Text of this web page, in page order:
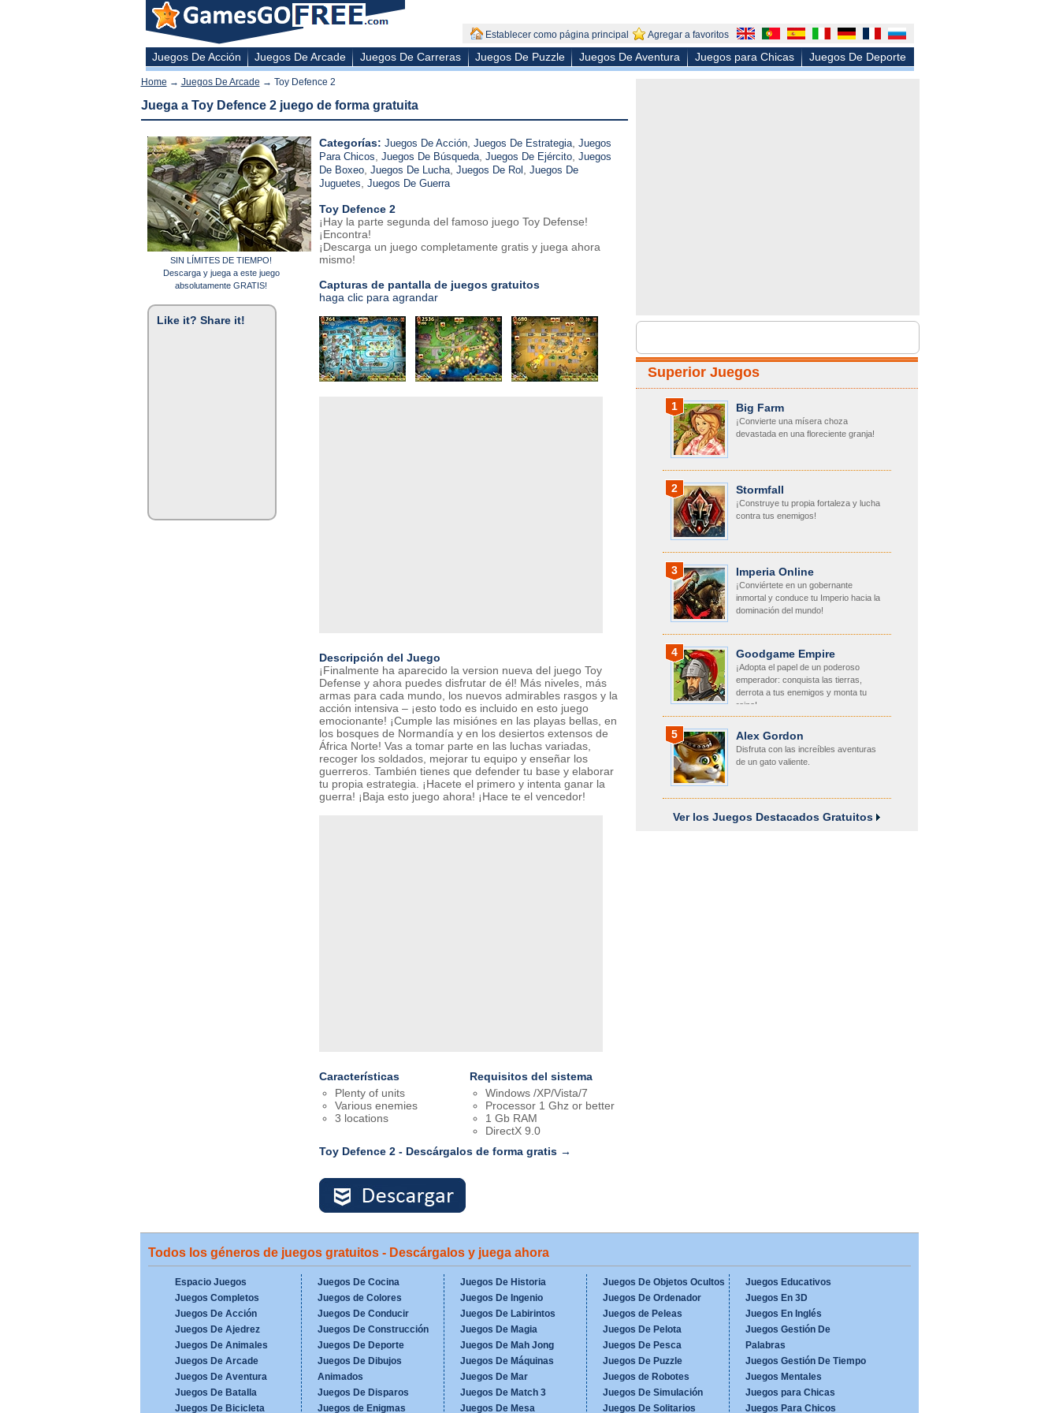
Establecer como página principal Agregar a favoritos
Juegos De Acción Juegos De Arcade Juegos De Carreras Juegos De Puzzle Juegos De Aventura Juegos para Chicas Juegos De Deporte
Home → Juegos De Arcade → Toy Defence 2
Juega a Toy Defence 2 juego de forma gratuita
SIN LÍMITES DE TIEMPO!
Descarga y juega a este juego
absolutamente GRATIS!
Like it? Share it!
Categorías: Juegos De Acción, Juegos De Estrategia, Juegos
Para Chicos Juegos De Búsqueda, Juegos De Ejército, Juegos
De Boxeo, Juegos De Lucha, Juegos De Rol
Juegos De
Juguetes Juegos De Guerra
Toy Defence 2
¡Hay la parte segunda del famoso juego Toy Defense!
¡Encontra!
¡Descarga un juego completamente gratis y juega ahora
mismo!
Capturas de pantalla de juegos gratuitos
haga clic para agrandar
Descripción del Juego
¡Finalmente ha aparecido la version nueva del juego Toy
Defense y ahora puedes disfrutar de él! Más niveles, más
armas para cada mundo, los nuevos admirables rasgos y la
acción intensiva – ¡esto todo es incluido en esto juego
emocionante! ¡Cumple las misiónes en las playas bellas, en
los bosques de Normandía y en los desiertos extensos de
África Norte! Vas a tomar parte en las luchas variadas,
recoger los soldados, mejorar tu equipo y enseñar los
guerreros. También tienes que defender tu base y elaborar
tu propia estrategia. ¡Hacete el primero y intenta ganar la
guerra! ¡Baja esto juego ahora! ¡Hace te el vencedor!
Características
Plenty of units
Various enemies
3 locations
Requisitos del sistema
Windows /XP/Vista/7
Processor 1 Ghz or better
1 Gb RAM
DirectX 9.0
Toy Defence 2 - Descárgalos de forma gratis →
Superior Juegos
1 Big Farm
¡Convierte una mísera choza
devastada en una floreciente granja!
2 Stormfall
¡Construye tu propia fortaleza y lucha
contra tus enemigos!
3 Imperia Online
¡Conviértete en un gobernante
inmortal y conduce tu Imperio hacia la
dominación del mundo!
4 Goodgame Empire
¡Adopta el papel de un poderoso
emperador: conquista las tierras,
derrota a tus enemigos y monta tu
reino!
5 Alex Gordon
Disfruta con las increíbles aventuras
de un gato valiente.
Ver los Juegos Destacados Gratuitos
Todos los géneros de juegos gratuitos - Descárgalos y juega ahora
Espacio Juegos
Juegos Completos
Juegos De Acción
Juegos De Ajedrez
Juegos De Animales
Juegos De Arcade
Juegos De Aventura
Juegos De Batalla
Juegos De Bicicleta
Juegos De Cocina
Juegos de Colores
Juegos De Conducir
Juegos De Construcción
Juegos De Deporte
Juegos De Dibujos
Animados
Juegos De Disparos
Juegos de Enigmas
Juegos De Historia
Juegos De Ingenio
Juegos De Labirintos
Juegos De Magia
Juegos De Mah Jong
Juegos De Máquinas
Juegos De Mar
Juegos De Match 3
Juegos De Mesa
Juegos De Objetos Ocultos
Juegos De Ordenador
Juegos de Peleas
Juegos De Pelota
Juegos De Pesca
Juegos De Puzzle
Juegos de Robotes
Juegos De Simulación
Juegos De Solitarios
Juegos Educativos
Juegos En 3D
Juegos En Inglés
Juegos Gestión De
Palabras
Juegos Gestión De Tiempo
Juegos Mentales
Juegos para Chicas
Juegos Para Chicos